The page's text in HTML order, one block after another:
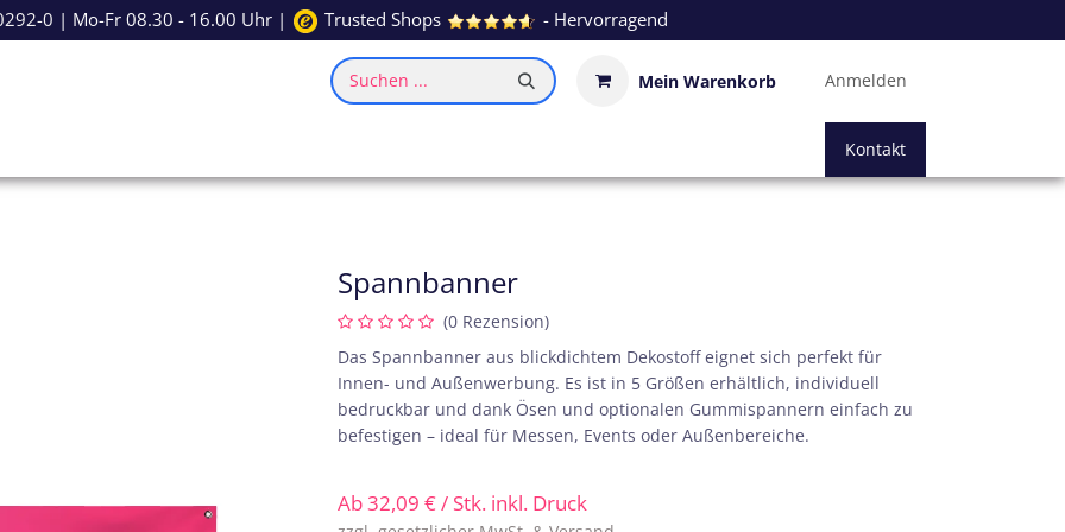
0 | Mo-Fr 08.30 - 16.00 Uhr | Trusted Shops - Hervorragend
Suchen ... Mein Warenkorb Anmelden
Kontakt
Spannbanner
(0 Rezension)
Das Spannbanner aus blickdichtem Dekostoff eignet sich perfekt für
Innen- und Außenwerbung. Es ist in 5 Größen erhältlich, individuell
bedruckbar und dank Ösen und optionalen Gummispannern einfach zu
befestigen – ideal für Messen, Events oder Außenbereiche.
Ab32,09 €/ Stk. inkl. Druck